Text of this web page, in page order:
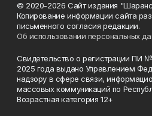
© 2020-2026 Сайт издания
Копирование информации сайта
письменного согласия редакции.
Об использовании персональных
Свидетельство о регистрации ПИ
2025 года выдано Управлением
надзору в сфере связи,
массовых коммуникаций по
Возрастная категория 12+